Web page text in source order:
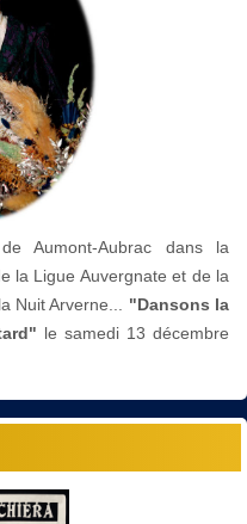
Aumont-Aubrac dans la
la Ligue Auvergnate et de la
Nuit Arverne... "Dansons la
le samedi 13 décembre